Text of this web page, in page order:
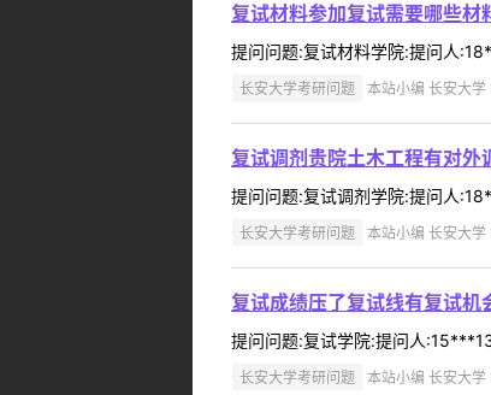
复试材料参加复试需要哪些材
提问问题:复试材料学院:提问人
长安大学考研问题 本站小编 长安大
复试调剂贵院土木工程有对外
提问问题:复试调剂学院:提问人
长安大学考研问题 本站小编 长安大
复试成绩压了复试线有复试机
提问问题:复试学院:提问人
长安大学考研问题 本站小编 长安大